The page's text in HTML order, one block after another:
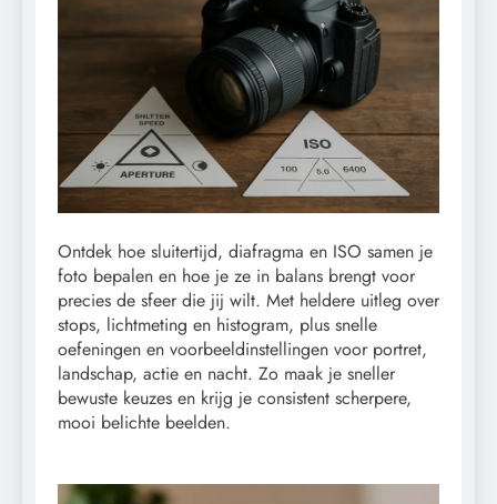
Ontdek hoe sluitertijd, diafragma en ISO samen je
foto bepalen en hoe je ze in balans brengt voor
precies de sfeer die jij wilt. Met heldere uitleg over
stops, lichtmeting en histogram, plus snelle
oefeningen en voorbeeldinstellingen voor portret,
landschap, actie en nacht. Zo maak je sneller
bewuste keuzes en krijg je consistent scherpere,
mooi belichte beelden.